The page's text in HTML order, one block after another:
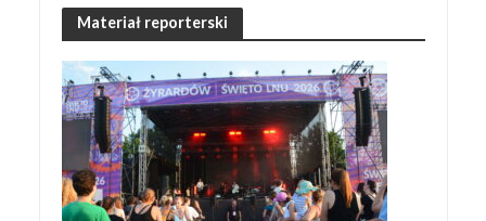
Materiał reporterski